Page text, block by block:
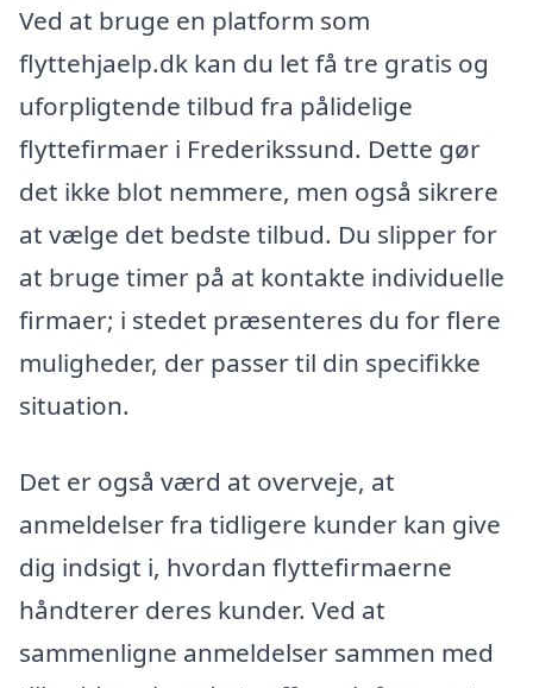
Ved at bruge en platform som
flyttehjaelp.dk kan du let få tre gratis og
uforpligtende tilbud fra pålidelige
flyttefirmaer i Frederikssund. Dette gør
det ikke blot nemmere, men også sikrere
at vælge det bedste tilbud. Du slipper for
at bruge timer på at kontakte individuelle
firmaer; i stedet præsenteres du for flere
muligheder, der passer til din specifikke
situation.
Det er også værd at overveje, at
anmeldelser fra tidligere kunder kan give
dig indsigt i, hvordan flyttefirmaerne
håndterer deres kunder. Ved at
sammenligne anmeldelser sammen med